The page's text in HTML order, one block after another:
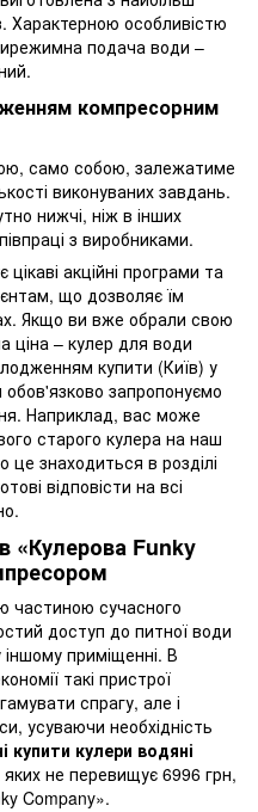
Характерною особливістю
подача води –
компресорним
само собою, залежатиме
виконуваних завдань.
нижчі, ніж в інших
з виробниками.
акційні програми та
що дозволяє їм
Якщо ви вже обрали свою
ціна – кулер для води
купити (Київ) у
запропонуємо
Наприклад, вас може
старого кулера на наш
знаходиться в розділі
відповісти на всі
«Кулерова Funky
частиною сучасного
доступ до питної води
приміщенні. В
такі пристрої
спрагу, але і
усуваючи необхідність
купити кулери водяні
яких не перевищує 6996 грн,
Company».